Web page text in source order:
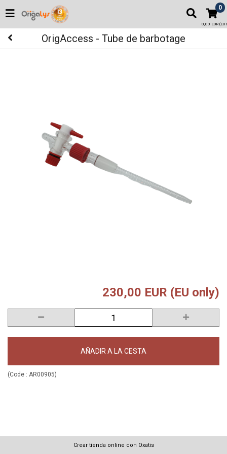
0
0,00 EUR (EU
OrigAccess - Tube de barbotage
230,00 EUR (EU only)
AÑADIR A LA CESTA
(Code : AR00905)
Crear tienda online con Oxatis